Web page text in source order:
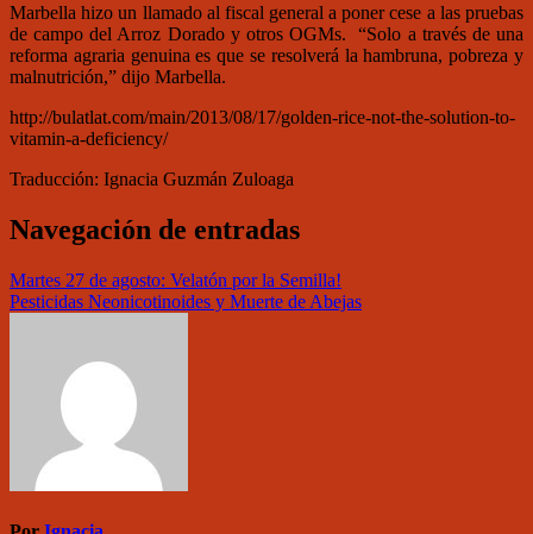
Marbella hizo un llamado al fiscal general a poner cese a las pruebas
de campo del Arroz Dorado y otros OGMs. “Solo a través de una
reforma agraria genuina es que se resolverá la hambruna, pobreza y
malnutrición,” dijo Marbella.
http://bulatlat.com/main/2013/08/17/golden-rice-not-the-solution-to-
vitamin-a-deficiency/
Traducción: Ignacia Guzmán Zuloaga
Navegación de entradas
Martes 27 de agosto: Velatón por la Semilla!
Pesticidas Neonicotinoides y Muerte de Abejas